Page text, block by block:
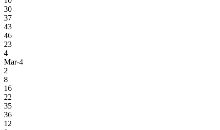
30
37
43
46
23
4
Mar-4
2
8
16
22
35
36
12